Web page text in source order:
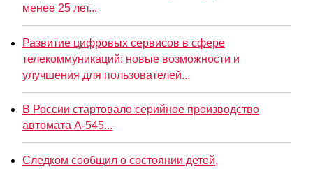
менее 25 лет...
Развитие цифровых сервисов в сфере
телекоммуникаций: новые возможности и
улучшения для пользователей...
В России стартовало серийное производство
автомата А-545...
Следком сообщил о состоянии детей,